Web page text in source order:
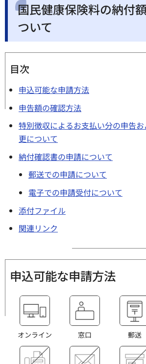
国民健康保険料の納付
ついて
目次
申込可能な申請方法
申告額の確認方法
特別徴収によるお支払い分の申告
更について
納付確認書の申請について
郵送での申請について
電子での申請受付について
添付ファイル
関連リンク
申込可能な申請方法
オンライン 窓口 郵送